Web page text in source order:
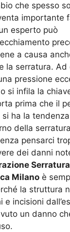
che spesso
importante
esperto può
a causa
la serratura. Ad
pressione
si infila la
prima che il
si ha la
della
pensarci
dei danni
Milano è
la struttura
e incisioni
un danno